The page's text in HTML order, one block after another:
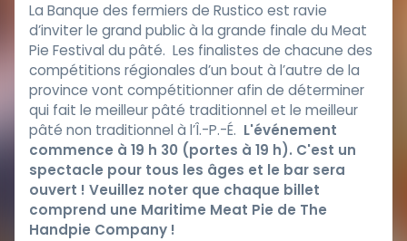
La Banque des fermiers de Rustico est ravie
d’inviter le grand public à la grande finale du Meat
Pie Festival du pâté. Les finalistes de chacune des
compétitions régionales d’un bout à l’autre de la
province vont compétitionner afin de déterminer
qui fait le meilleur pâté traditionnel et le meilleur
pâté non traditionnel à l’Î.-P.-É. L'événement
commence à 19 h 30 (portes à 19 h). C'est un
spectacle pour tous les âges et le bar sera
ouvert ! Veuillez noter que chaque billet
comprend une Maritime Meat Pie de The
Handpie Company !